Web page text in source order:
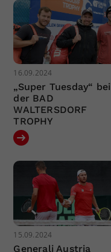
16.09.2024
„Super Tuesday“ bei
der BAD
WALTERSDORF
TROPHY
15.09.2024
Generali Austria